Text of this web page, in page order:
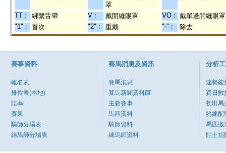
罩
TT : 綁繫舌帶 V : 戴開縫眼罩 VO : 戴單邊開縫眼罩
"1" :
首次 "2" : 重戴 "-" : 除去
賽事資料
報名表
排位表(本地)
賠率
賽果
騎師分場表
練馬師分場表
賽馬消息及資訊
賽馬消息
賽馬新聞資料庫
主要賽事
馬匹資料
騎師資料
練馬師資料
分析
速勢能
賽日數
初出馬
騎練配
馬匹搬
貼士指